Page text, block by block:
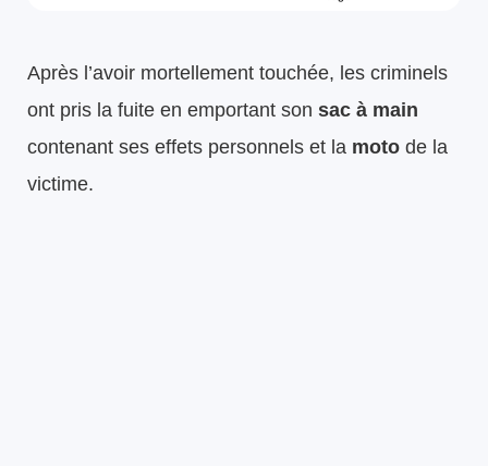
Après l’avoir mortellement touchée, les criminels
ont pris la fuite en emportant son sac à main
contenant ses effets personnels et la moto de la
victime.